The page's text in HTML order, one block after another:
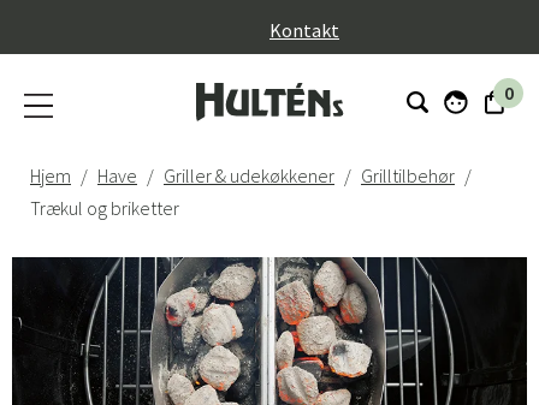
Kontakt
0
Hjem Have Griller & udekøkkener
Grilltilbehør
Trækul og briketter